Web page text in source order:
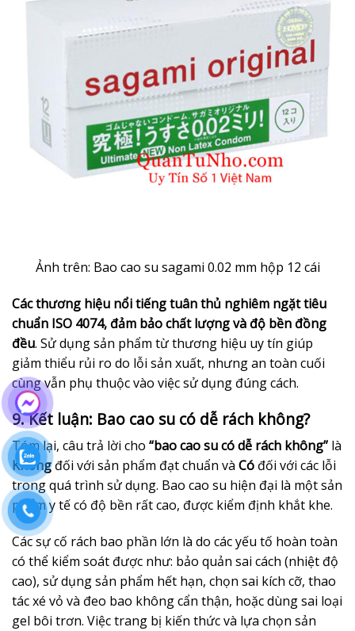
Ảnh trên: Bao cao su sagami 0.02 mm hộp 12 cái
Các thương hiệu nổi tiếng tuân thủ nghiêm ngặt tiêu
chuẩn ISO 4074, đảm bảo chất lượng và độ bền đồng
đều. Sử dụng sản phẩm từ thương hiệu uy tín giúp
giảm thiểu rủi ro do lỗi sản xuất, nhưng an toàn cuối
cùng vẫn phụ thuộc vào việc sử dụng đúng cách.
9. Kết luận: Bao cao su có dễ rách không?
Tóm lại, câu trả lời cho “bao cao su có dễ rách không” là
Khôngđối với sản phẩm đạt chuẩn và Có đối với các lỗi
trong quá trình sử dụng. Bao cao su hiện đại là một sản
phẩm y tế có độ bền rất cao, được kiểm định khắt khe.
Các sự cố rách bao phần lớn là do các yếu tố hoàn toàn
có thể kiểm soát được như: bảo quản sai cách (nhiệt độ
cao), sử dụng sản phẩm hết hạn, chọn sai kích cỡ, thao
tác xé vỏ và đeo bao không cẩn thận, hoặc dùng sai loại
gel bôi trơn. Việc trang bị kiến thức và lựa chọn sản